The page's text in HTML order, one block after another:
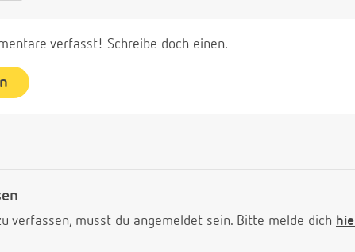
verfasst! Schreibe doch einen.
verfassen, musst du angemeldet sein. Bitte melde dich